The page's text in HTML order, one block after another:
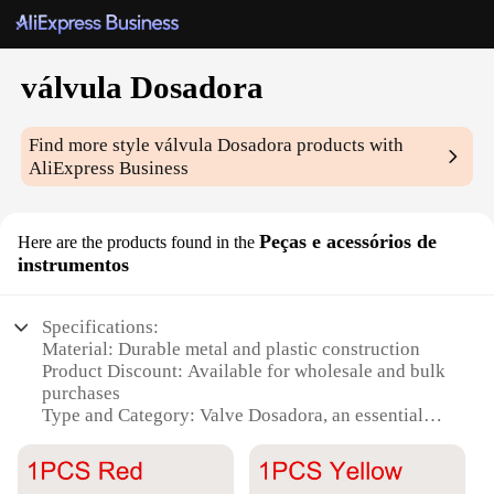
válvula Dosadora
Find more styleválvula Dosadora products with
AliExpress Business
Here are the products found in the Peças e acessórios de
instrumentos
Specifications:
Material: Durable metal and plastic construction
Product Discount: Available for wholesale and bulk
purchases
Type and Category: Valve Dosadora, an essential
Design and Style: Sleek, ergonomic design with a
user-friendly interface